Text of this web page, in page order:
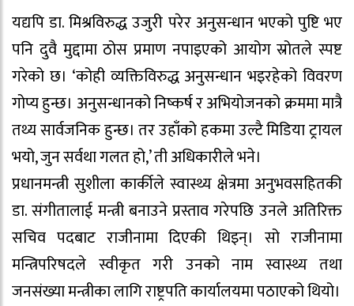
यद्यपि डा. मिश्रविरुद्ध उजुरी परेर अनुसन्धान भएको पुष्टि भए
पनि दुवै मुद्दामा ठोस प्रमाण नपाइएको आयोग स्रोतले स्पष्ट
गरेको छ। ‘कोही व्यक्तिविरुद्ध अनुसन्धान भइरहेको विवरण
गोप्य हुन्छ। अनुसन्धानको निष्कर्ष र अभियोजनको क्रममा मात्रै
तथ्य सार्वजनिक हुन्छ। तर उहाँको हकमा उल्टै मिडिया ट्रायल
भयो, जुन सर्वथा गलत हो,’ ती अधिकारीले भने।
प्रधानमन्त्री सुशीला कार्कीले स्वास्थ्य क्षेत्रमा अनुभवसहितकी
डा. संगीतालाई मन्त्री बनाउने प्रस्ताव गरेपछि उनले अतिरिक्त
सचिव पदबाट राजीनामा दिएकी थिइन्। सो राजीनामा
मन्त्रिपरिषदले स्वीकृत गरी उनको नाम स्वास्थ्य तथा
जनसंख्या मन्त्रीका लागि राष्ट्रपति कार्यालयमा पठाएको थियो।